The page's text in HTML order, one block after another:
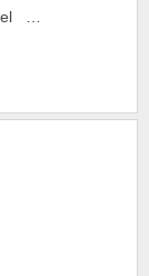
em
e a
das